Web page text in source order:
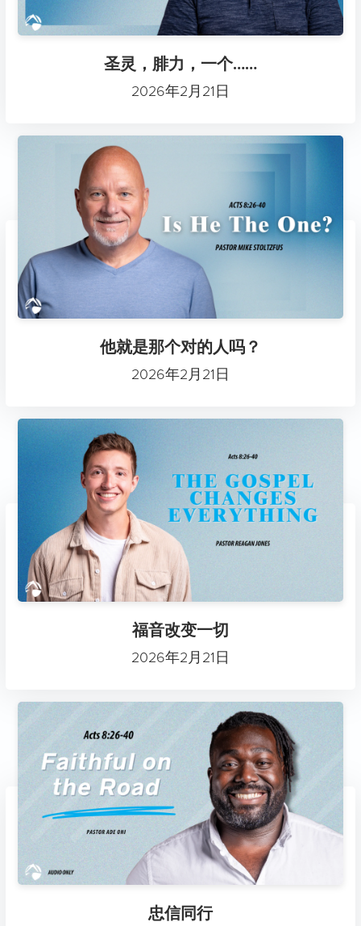
圣灵，腓力，一个……
2026年2月21日
他就是那个对的人吗？
2026年2月21日
福音改变一切
2026年2月21日
忠信同行